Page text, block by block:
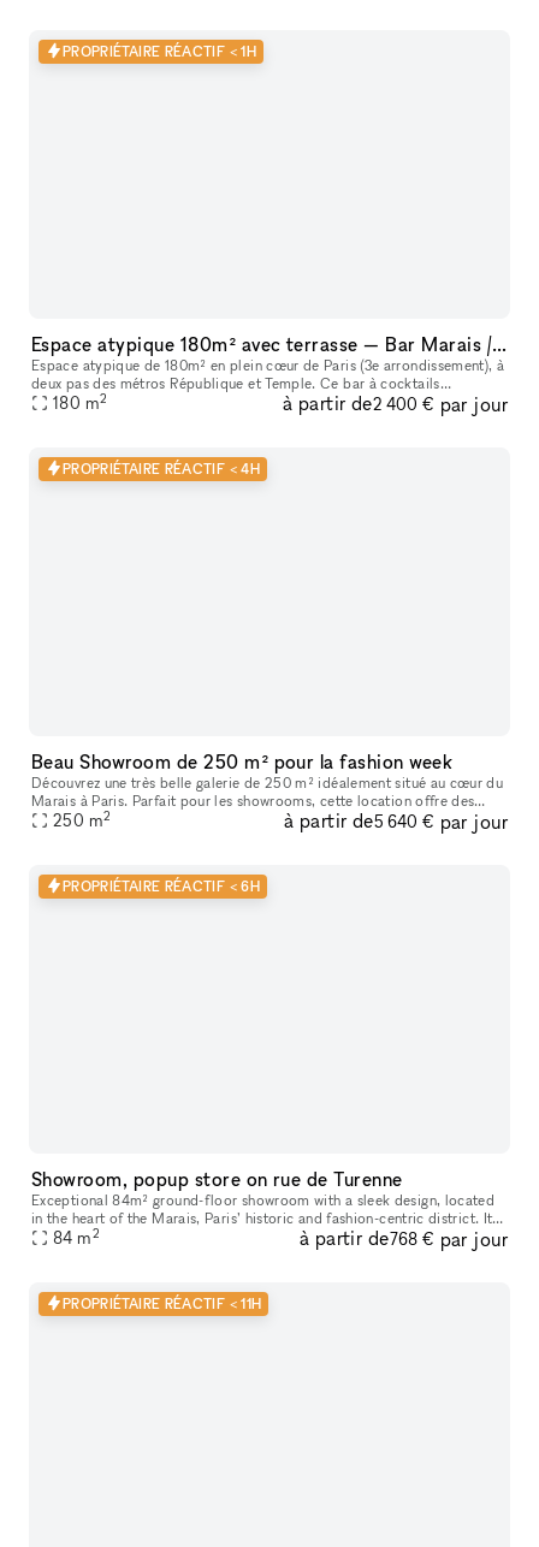
PROPRIÉTAIRE RÉACTIF < 1H
Espace atypique 180m² avec terrasse — Bar Marais / République — Showroom, shooting, pop-up restaurant, défilé
Espace atypique de 180m² en plein cœur de Paris (3e arrondissement), à
deux pas des métros République et Temple. Ce bar à cocktails
centenaire fondé en 1923 offre un cadre unique et scénographiable p
180 m2 à partir de2 400 € par jour
PROPRIÉTAIRE RÉACTIF < 4H
Beau Showroom de 250 m² pour la fashion week
Découvrez une très belle galerie de 250 m² idéalement situé au cœur du
Marais à Paris. Parfait pour les showrooms, cette location offre des
caractéristiques uniques telles que de hauts plafonds, des
250 m2 à partir de5 640 € par jour
PROPRIÉTAIRE RÉACTIF < 6H
Showroom, popup store on rue de Turenne
Exceptional 84m² ground-floor showroom with a sleek design, located
in the heart of the Marais, Paris’ historic and fashion-centric district. Its
prime location and flexible layout make it ideal for
84 m2 à partir de768 € par jour
PROPRIÉTAIRE RÉACTIF < 11H